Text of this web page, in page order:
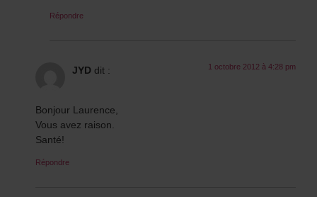
Répondre
JYD dit : 1 octobre 2012 à 4:28 pm
Bonjour Laurence,
Vous avez raison.
Santé!
Répondre